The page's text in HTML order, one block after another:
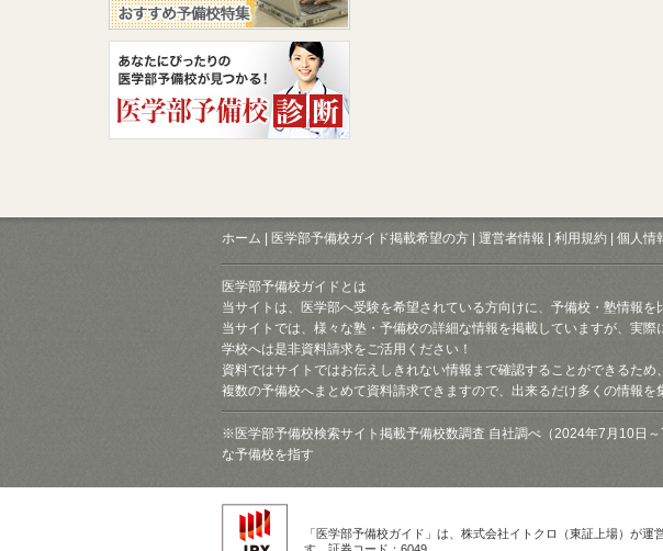
ホーム 医学部予備校ガイド掲載希望の方 運営者情報 利用規約 個人情
医学部予備校ガイドとは
当サイトは、医学部へ受験を希望されている方向けに、予備校・塾情報
当サイトでは、様々な塾・予備校の詳細な情報を掲載していますが、実
学校へは是非資料請求をご活用ください！
資料ではサイトではお伝えしきれない情報まで確認することができるた
複数の予備校へまとめて資料請求できますので、出来るだけ多くの情報を
※医学部予備校検索サイト掲載予備校数調査 自社調べ（2024年7月10日
な予備校を指す
「医学部予備校ガイド」は、株式会社イトクロ（東証上場）が運
す。証券コード：6049